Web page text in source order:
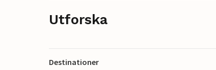
Utforska
Destinationer